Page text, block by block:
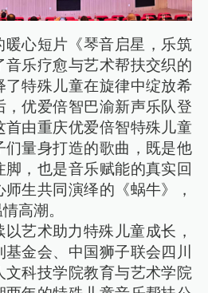
暖心短片《琴音启星，乐筑
音乐疗愈与艺术帮扶交织的
了特殊儿童在旋律中绽放希
优爱倍智巴渝新声乐队登
首由重庆优爱倍智特殊儿童
们量身打造的歌曲，既是他
，也是音乐赋能的真实回
生共同演绎的《蜗牛》，
高潮。
艺术助力特殊儿童成长，
金会、中国狮子联会四川
文科技学院教育与艺术学院